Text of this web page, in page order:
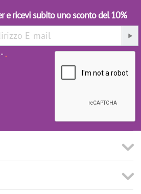
e ricevi subito uno sconto del 10%